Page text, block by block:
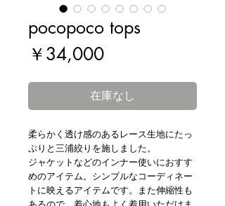
pocopoco tops
￥34,000価
在庫なし
柔らかく透け感のあるレース生地にたっ
ぷりと三浦絞りを施しました。
ジャケットなどのインナー使いにおすす
めのアイテム。シンプルなコーディネー
トに映えるアイテムです。また伸縮性も